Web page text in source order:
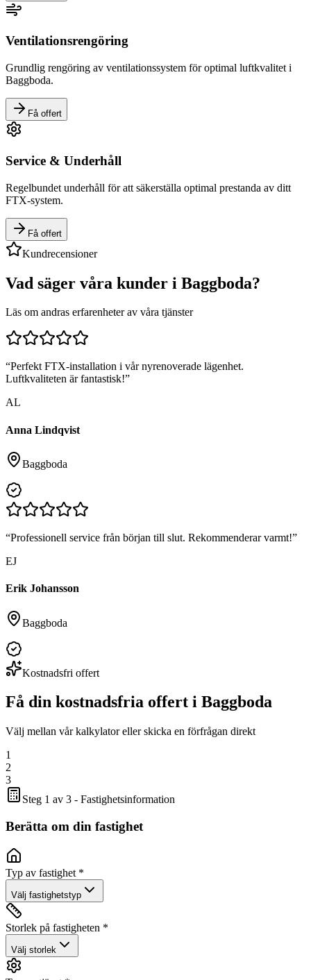
Ventilationsrengöring
Grundlig rengöring av ventilationssystem för optimal luftkvalitet i
Baggboda.
Få offert
Service & Underhåll
Regelbundet underhåll för att säkerställa optimal prestanda av ditt
FTX-system.
Få offert
Kundrecensioner
Vad säger våra kunder i Baggboda?
Läs om andras erfarenheter av våra tjänster
“Perfekt FTX-installation i vår nyrenoverade lägenhet.
Luftkvaliteten är fantastisk!”
AL
Anna Lindqvist
Baggboda
“Professionell service från början till slut. Rekommenderar varmt!”
EJ
Erik Johansson
Baggboda
Kostnadsfri offert
Få din kostnadsfria offert i Baggboda
Välj mellan vår kalkylator eller skicka en förfrågan direkt
1
2
3
Steg 1 av 3 - Fastighetsinformation
Berätta om din fastighet
Typ av fastighet *
Välj fastighetstyp
Storlek på fastigheten *
Välj storlek